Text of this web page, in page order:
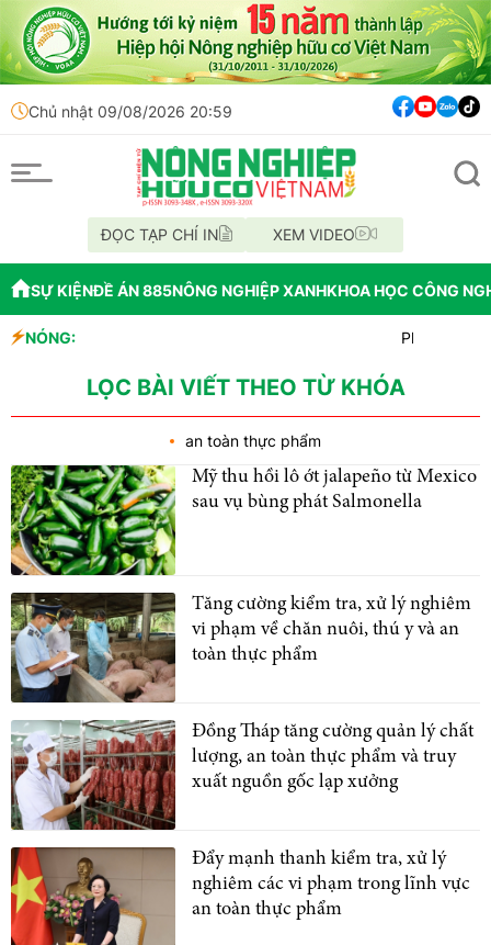
Chủ nhật 09/08/2026 20:59
ĐỌC TẠP CHÍ IN XEM VIDEO
SỰ KIỆNĐỀ ÁN 885NÔNG NGHIỆP XANHKHOA HỌC CÔNG
NÓNG:
Phân Bón
Mùa xanh
LỌC BÀI VIẾT THEO TỪ KHÓA
an toàn thực phẩm
Mỹ thu hồi lô ớt jalapeño từ Mexico
sau vụ bùng phát Salmonella
Tăng cường kiểm tra, xử lý nghiêm
vi phạm về chăn nuôi, thú y và an
toàn thực phẩm
Đồng Tháp tăng cường quản lý chất
lượng, an toàn thực phẩm và truy
xuất nguồn gốc lạp xưởng
Đẩy mạnh thanh kiểm tra, xử lý
nghiêm các vi phạm trong lĩnh vực
an toàn thực phẩm